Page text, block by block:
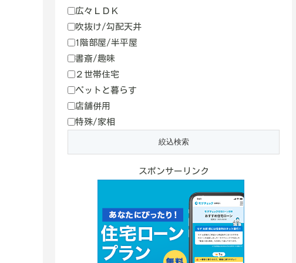
広々ＬＤＫ
吹抜け/勾配天井
1階部屋/半平屋
書斎/趣味
２世帯住宅
ペットと暮らす
店舗併用
特殊/家相
スポンサーリンク